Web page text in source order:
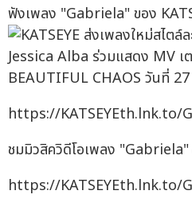
ฟังเพลง "Gabriela" ของ
https://KATSEYEth.lnk.to/
ชมมิวสิควิดีโอเพลง "Gabriela"
https://KATSEYEth.lnk.to/